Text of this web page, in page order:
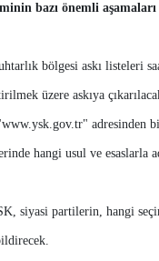
bazı önemli aşamaları
bölgesi askı listeleri
üzere askıya
adresinden
hangi usul ve esaslarla
siyasi partilerin, hangi